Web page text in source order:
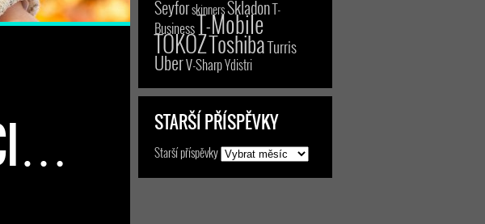
SeyforskinnersSkladonT-
BusinessT-Mobile
TOKOZToshibaTurris
UberV-SharpYdistri
STARŠÍ PŘÍSPĚVKY
Starší příspěvky